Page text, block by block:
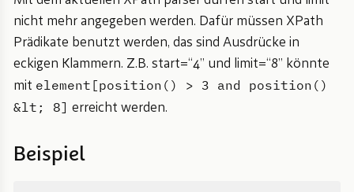
nicht mehr angegeben werden. Dafür müssen XPath
Prädikate benutzt werden, das sind Ausdrücke in
eckigen Klammern. Z.B. start=“4” und limit=“8” könnte
mit element[position() > 3 and position()
&lt; 8] erreicht werden.
Beispiel